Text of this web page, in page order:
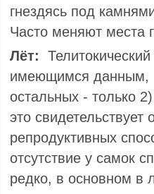
гнездясь под
Часто меняют места
Лёт:
имеющимся данным,
остальных - только
это
репродуктивных
отсутствие у самок
редко, в основном в